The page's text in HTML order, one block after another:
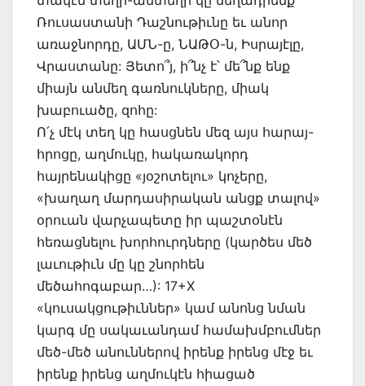
Ռուսաստանի Դաշնութիւնը եւ անոր
առաջնորդը, ԱՄՆ-ը, ՆԱԹՕ-ն, Իսրայէլը,
Վրաստանը: Յետո՞յ, ի՞նչ է՝ մե՞նք ենք
միայն անմեղ գառնուկները, միակ
խաբուածը, զոհը:
Ո՛չ մէկ տեղ կը հասցնեն մեզ այս հարայ-
հրոցը, աղմուկը, հակառակորդ
հայրենակիցը «յօշոտելու» կոչերը,
«խաղաղ մարդասիրական անցք տալով»
օրուան վարչապետը իր պաշտօնէն
հեռացնելու խորհուրդները (կարծես մեծ
լաւութիւն մը կը շնորհեն
մեծահոգաբար…): 17+X
«կուսակցութիւններ» կամ անոնց նման
կարգ մը սակաւանդամ համախմբումներ
մեծ-մեծ անուններով իրենք իրենց մէջ եւ
իրենք իրենց աղմուկէն հիացած